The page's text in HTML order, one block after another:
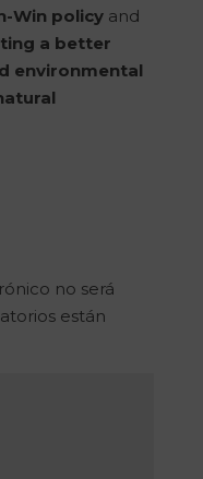
Win policyand
a better
environmental
no será
están